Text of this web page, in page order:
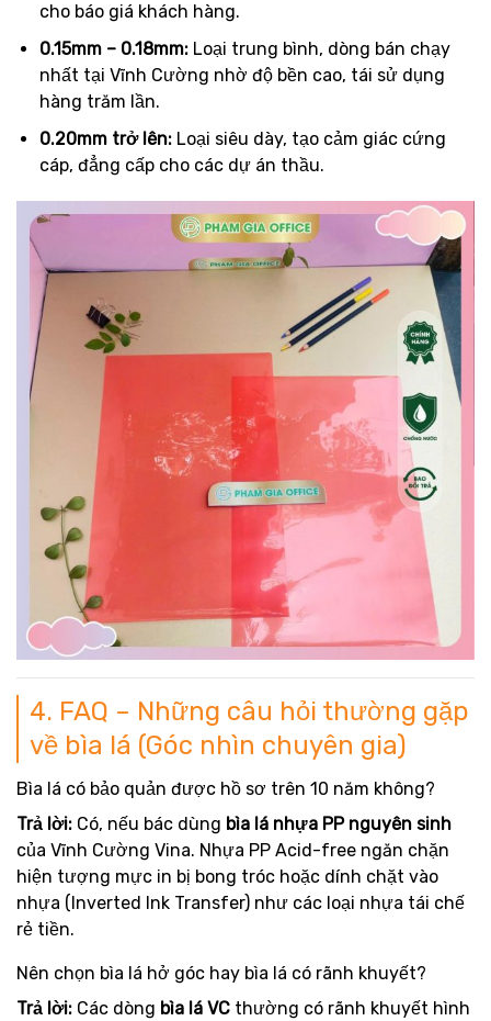
cho báo giá khách hàng.
0.15mm – 0.18mm:Loại trung bình, dòng bán chạy
nhất tại Vĩnh Cường nhờ độ bền cao, tái sử dụng
hàng trăm lần.
0.20mm trở lên:Loại siêu dày, tạo cảm giác cứng
cáp, đẳng cấp cho các dự án thầu.
4. FAQ – Những câu hỏi thường gặp
về bìa lá (Góc nhìn chuyên gia)
Bìa lá có bảo quản được hồ sơ trên 10 năm không?
Trả lời: Có, nếu bác dùng bìa lá nhựa PP nguyên sinh
của Vĩnh Cường Vina. Nhựa PP Acid-free ngăn chặn
hiện tượng mực in bị bong tróc hoặc dính chặt vào
nhựa (Inverted Ink Transfer) như các loại nhựa tái chế
rẻ tiền.
Nên chọn bìa lá hở góc hay bìa lá có rãnh khuyết?
Trả lời: Các dòng bìa lá VC thường có rãnh khuyết hình